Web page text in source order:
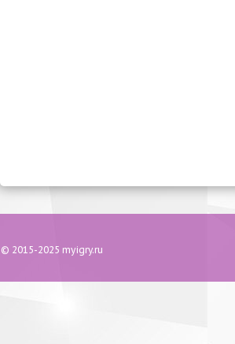
© 2015-2025 myigry.ru